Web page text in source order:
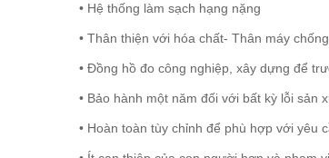
• Hệ thống làm sạch hạng nặng
• Thân thiện với hóa chất- Thân máy
• Đồng hồ đo công nghiệp, xây dựng để
• Bảo hành một năm đối với bất kỳ lỗi sản
• Hoàn toàn tùy chỉnh để phù hợp với yêu